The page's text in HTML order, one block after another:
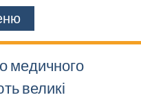
медичного
великі